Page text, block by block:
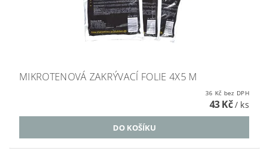
MIKROTENOVÁ ZAKRÝVACÍ FOLIE 4X5 M
36 Kč bez DPH
43 Kč/ ks